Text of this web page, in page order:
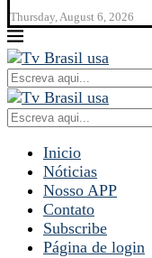
Thursday, August 6, 2026
Inicio
Nóticias
Nosso APP
Contato
Subscribe
Página de login